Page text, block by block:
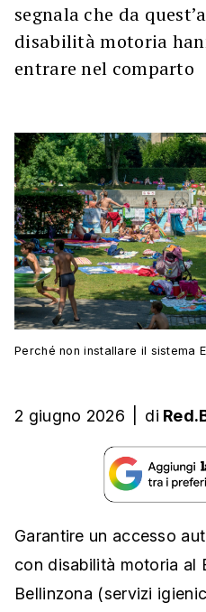
segnala che da
disabilità motoria
entrare nel comparto
Perché non installare il sistema
2 giugno 2026 di
Garantire un accesso
con disabilità motoria al
Bellinzona (servizi